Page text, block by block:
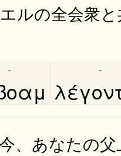
ルの全会衆
- -
、あなたの